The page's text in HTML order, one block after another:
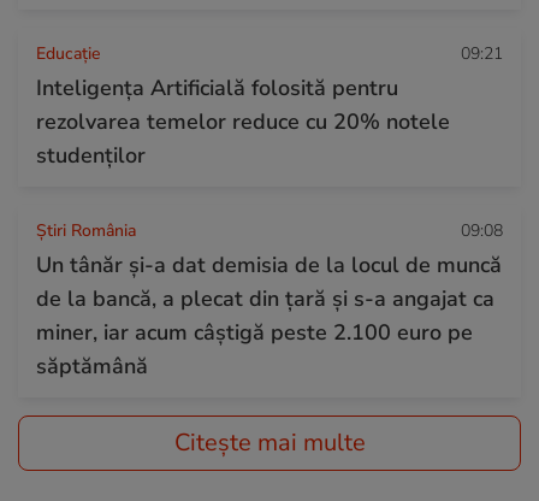
Educație 09:21
Inteligența Artificială folosită pentru
rezolvarea temelor reduce cu 20% notele
studenților
Știri România 09:08
Un tânăr și-a dat demisia de la locul de muncă
de la bancă, a plecat din țară și s-a angajat ca
miner, iar acum câștigă peste 2.100 euro pe
săptămână
Citește mai multe